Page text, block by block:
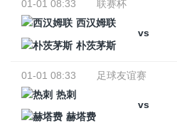
01-01 08:33
联赛杯
西汉姆联
vs
朴茨茅斯
01-01 08:33
足球友谊赛
热刺
vs
赫塔费